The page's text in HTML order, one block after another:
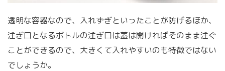
透明な容器なので、入れずぎといったことが防げるほか、
注ぎ口となるボトルの注ぎ口は蓋は開ければそのまま注ぐ
ことができるので、大きくて入れやすいのも特徴ではない
でしょうか。